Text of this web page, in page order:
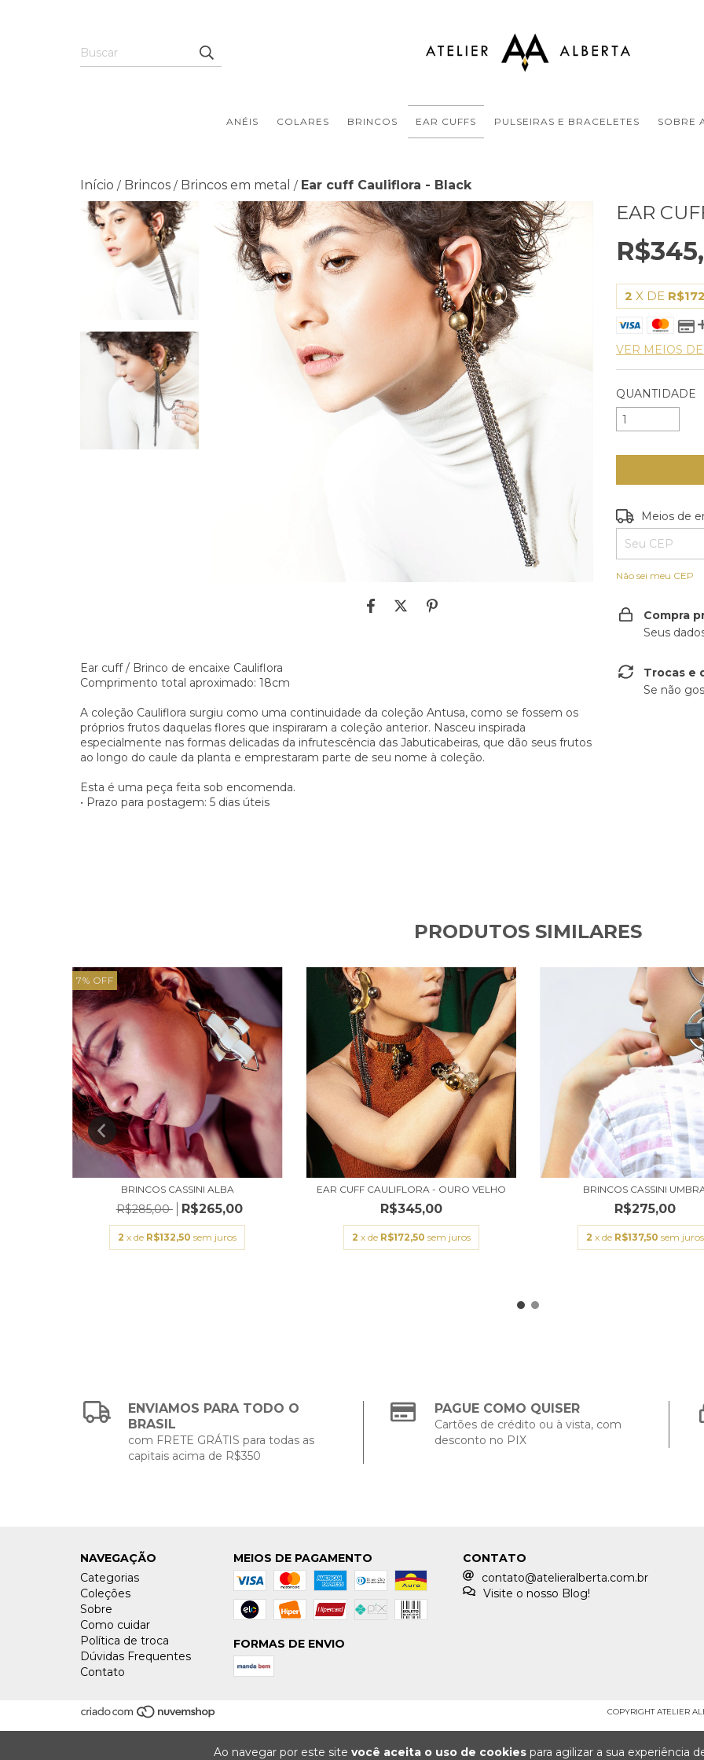
Ao navegar por este site você aceita o uso de cookies para agilizar a sua experiência
ANÉIS COLARES BRINCOS EAR CUFFS PULSEIRAS E BRACELETES SOBRE
Início / Brincos / Brincos em metal / Ear cuff Cauliflora - Black
Ear cuff / Brinco de encaixe Cauliflora
Comprimento total aproximado: 18cm
A coleção Cauliflora surgiu como uma continuidade da coleção Antusa, como se fossem os
próprios frutos daquelas flores que inspiraram a coleção anterior. Nasceu inspirada
especialmente nas formas delicadas da infrutescência das Jabuticabeiras, que dão seus frutos
ao longo do caule da planta e emprestaram parte de seu nome à coleção.
Esta é uma peça feita sob encomenda.
• Prazo para postagem: 5 dias úteis
EAR
2 X DE
VER MEIOS
QUANTIDADE
Entregas para o
Meios de
Não sei meu CEP
Compra
Seus
Trocas e
Se não
PRODUTOS SIMILARES
7% OFF
BRINCOS CASSINI ALBA
R$285,00 R$265,00
2 x de R$132,50 sem juros
EAR CUFF CAULIFLORA - OURO VELHO
R$345,00
2 x de R$172,50 sem juros
BRINCOS CASSINI
R$275,00
2 x de R$137,50 sem juros
ENVIAMOS PARA TODO O
BRASIL
com FRETE GRÁTIS para todas as
capitais acima de R$350
PAGUE COMO QUISER
Cartões de crédito ou à vista, com
desconto no PIX
NAVEGAÇÃO
Categorias
Coleções
Sobre
Como cuidar
Política de troca
Dúvidas Frequentes
Contato
MEIOS DE PAGAMENTO
FORMAS DE ENVIO
CONTATO
contato@atelieralberta.com.br
Visite o nosso Blog!
COPYRIGHT ATELIER